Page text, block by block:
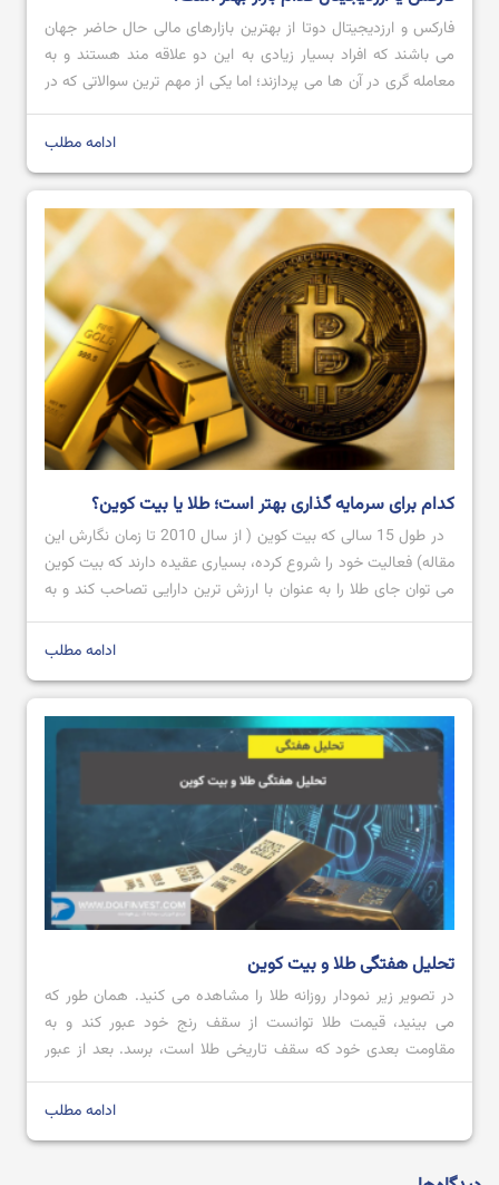
بهترین صرافی ارز دیجیتال ایرانی و خارجی بدون تحریم
بهترین نرم افزار های ترید ارز دیجیتال در سال 2024
آموزش صرافی Bingx از ثبت نام تا خرید و فروش ارز دیجیتال
فارکس و ارزدیجیتال دوتا از بهترین بازارهای مالی حال حاضر جهان
می باشند که افراد بسیار زیادی به این دو علاقه مند هستند و به
معامله گری در آن ها می پردازند؛ اما یکی از مهم ترین سوالاتی که در
ذهن افراد شکل می گیرد این است که کدام یک از این دو می توانند
ادامه مطلب
کدام برای سرمایه گذاری بهتر است؛ طلا یا بیت کوین؟
در طول 15 سالی که بیت کوین ( از سال 2010 تا زمان نگارش این
مقاله) فعالیت خود را شروع کرده، بسیاری عقیده دارند که بیت کوین
می توان جای طلا را به عنوان با ارزش ترین دارایی تصاحب کند و به
عنوان طلای دیجیتال شناخته شود؛ اما تاکنون که چنین اتفاقی
ادامه مطلب
تحلیل هفتگی طلا و بیت کوین
در تصویر زیر نمودار روزانه طلا را مشاهده می کنید. همان طور که
می بینید، قیمت طلا توانست از سقف رنج خود عبور کند و به
مقاومت بعدی خود که سقف تاریخی طلا است، برسد. بعد از عبور
قیمت از محدوده مقاومتی 2728.80 تا 2711.57 با کندل صعودی
ادامه مطلب